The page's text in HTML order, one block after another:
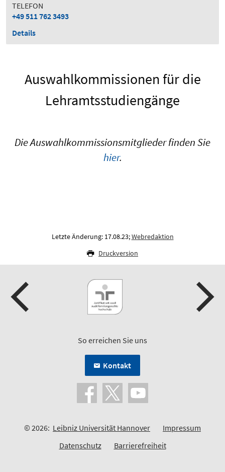
TELEFON
+49 511 762 3493
Details
Auswahlkommissionen für die
Lehramtsstudiengänge
Die Auswahlkommissionsmitglieder finden Sie
hier.
Letzte Änderung: 17.08.23;Webredaktion
Druckversion
So erreichen Sie uns
Kontakt
© 2026: Leibniz Universität Hannover
Impressum
Datenschutz
Barrierefreiheit